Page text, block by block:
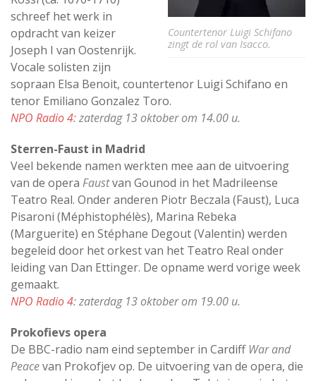
Countertenor Luigi Schifano
zingt de rol van Isacco.
schreef het werk in
opdracht van keizer
Joseph I van Oostenrijk.
Vocale solisten zijn
sopraan Elsa Benoit, countertenor Luigi Schifano en
tenor Emiliano Gonzalez Toro.
NPO Radio 4: zaterdag 13 oktober om 14.00 u.
Sterren-Faust in Madrid
Veel bekende namen werkten mee aan de uitvoering
van de opera Faustvan Gounod in het Madrileense
Teatro Real. Onder anderen Piotr Beczala (Faust), Luca
Pisaroni (Méphistophélès), Marina Rebeka
(Marguerite) en Stéphane Degout (Valentin) werden
begeleid door het orkest van het Teatro Real onder
leiding van Dan Ettinger. De opname werd vorige week
gemaakt.
NPO Radio 4: zaterdag 13 oktober om 19.00 u.
Prokofievs opera
De BBC-radio nam eind september in CardiffWar and
Peacevan Prokofjev op. De uitvoering van de opera, die